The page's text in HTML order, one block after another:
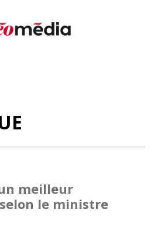
meilleur
le ministre